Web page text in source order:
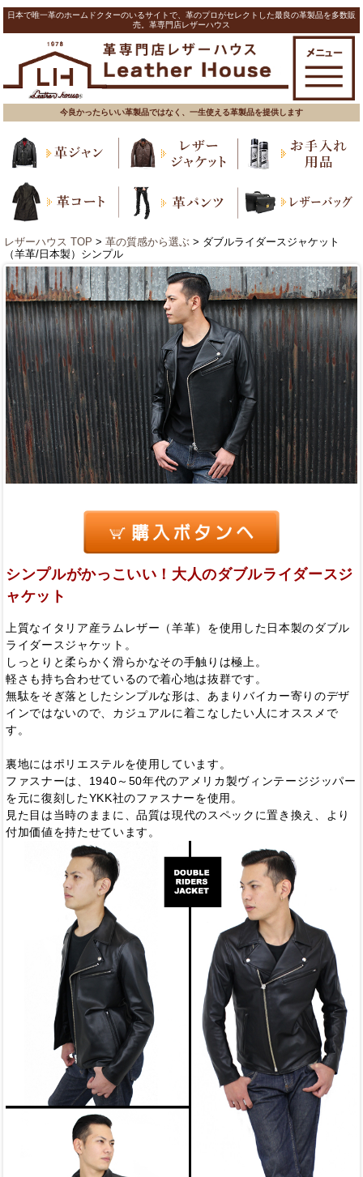
日本で唯一革のホームドクターのいるサイトで、革のプロがセレクトした最良の革製品を多数販
売。革専門店レザーハウス
今良かったらいい革製品ではなく、一生使える革製品を提供します
レザーハウス TOP > 革の質感から選ぶ > ダブルライダースジャケット
（羊革/日本製）シンプル
シンプルがかっこいい！大人のダブルライダースジ
ャケット
上質なイタリア産ラムレザー（羊革）を使用した日本製のダブル
ライダースジャケット。
しっとりと柔らかく滑らかなその手触りは極上。
軽さも持ち合わせているので着心地は抜群です。
無駄をそぎ落としたシンプルな形は、あまりバイカー寄りのデザ
インではないので、カジュアルに着こなしたい人にオススメで
す。
裏地にはポリエステルを使用しています。
ファスナーは、1940～50年代のアメリカ製ヴィンテージジッパー
を元に復刻したYKK社のファスナーを使用。
見た目は当時のままに、品質は現代のスペックに置き換え、より
付加価値を持たせています。